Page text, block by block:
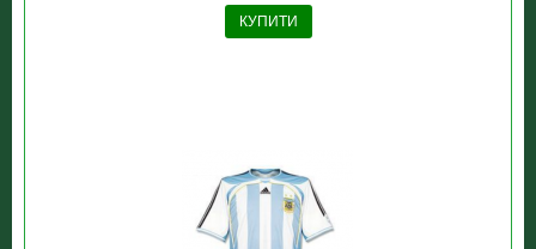
КУПИТИ